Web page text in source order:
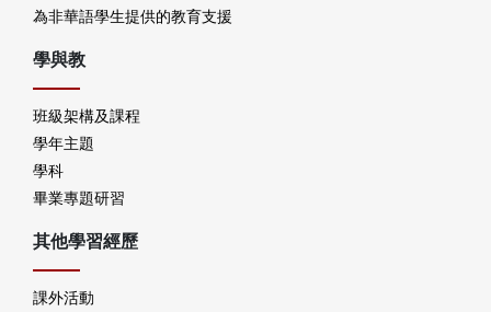
為非華語學生提供的教育支援
學與教
班級架構及課程
學年主題
學科
畢業專題研習
其他學習經歷
課外活動